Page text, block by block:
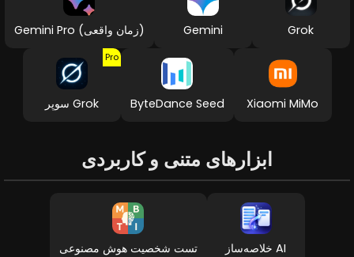
Gemini Pro (زمان واقعی) Gemini Grok
سوپر Grok
Pro
ByteDance Seed Xiaomi MiMo
ابزارهای متنی و کاربردی
تست شخصیت هوش مصنوعی خلاصه‌ساز AI